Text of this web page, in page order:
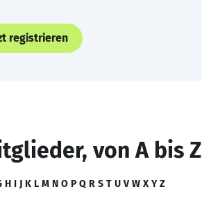
registrieren
von A bis Z
H I J K L M N O P Q R S T U V W X Y Z